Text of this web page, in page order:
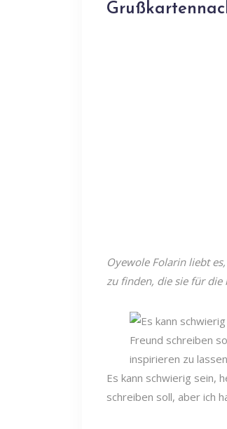
Oyewole Folarin liebt
zu finden, die sie für die
Es kann schwierig sein,
schreiben soll, aber ich